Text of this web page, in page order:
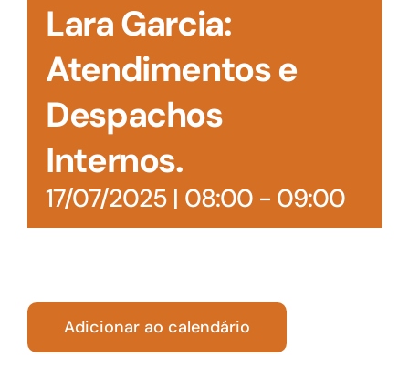
Lara Garcia:
Atendimentos e
Despachos
Internos.
17/07/2025 | 08:00- 09:00
Adicionar ao calendário